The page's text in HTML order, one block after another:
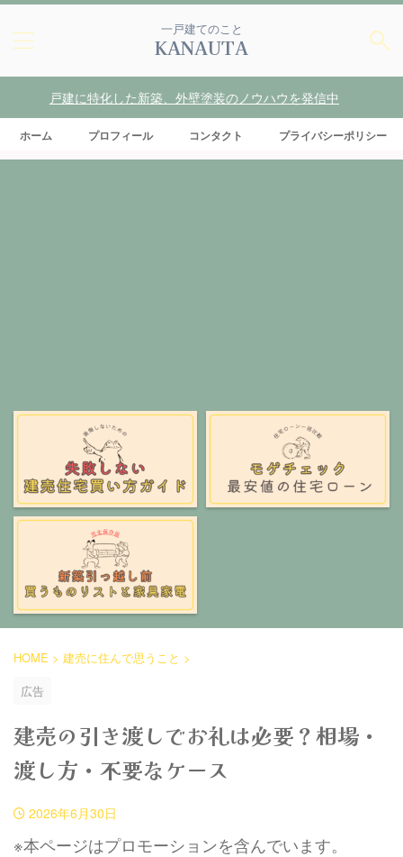
一戸建てのこと
KANAUTA
戸建に特化した新築、外壁塗装のノウハウを発信中
ホーム プロフィール コンタクト プライバシーポリシー
HOME > 建売に住んで思うこと >
広告
建売の引き渡しでお礼は必要？相場・
渡し方・不要なケース
2026年6月30日
※本ページはプロモーションを含んでいます。